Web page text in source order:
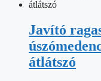
Javító
átlátszó